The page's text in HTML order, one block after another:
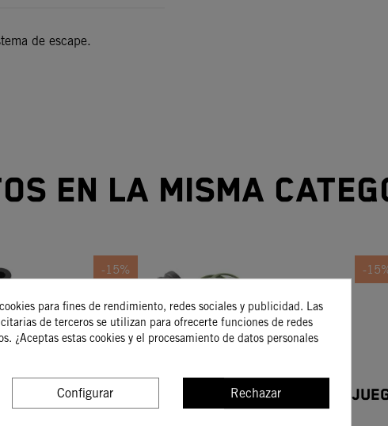
de escape.
en la misma
SX
-15%
KIT DE PIEZAS DE SILENCIADOR
-
para fines de rendimiento, redes sociales y publicidad. Las
de terceros se utilizan para ofrecerte funciones de redes
¿Aceptas estas cookies y el procesamiento de datos personales
Configurar Rechazar